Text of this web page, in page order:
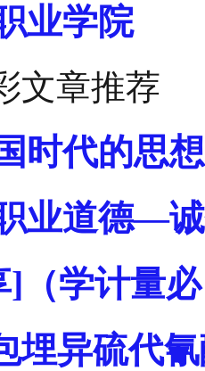
业学院
文章推荐
时代的思
业道德—
]（学计量必
埋异硫代